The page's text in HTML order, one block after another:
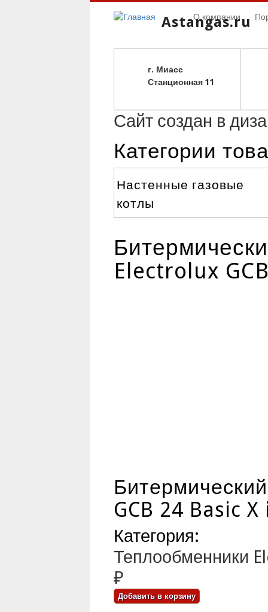
Astangas.ru
г. Миасс
Станционная 11
О компании
Сайт создан в
Категории
Настенные газовые
котлы
Electrolux
GCB 24 Basic X
Категория:
Теплообменники
₽